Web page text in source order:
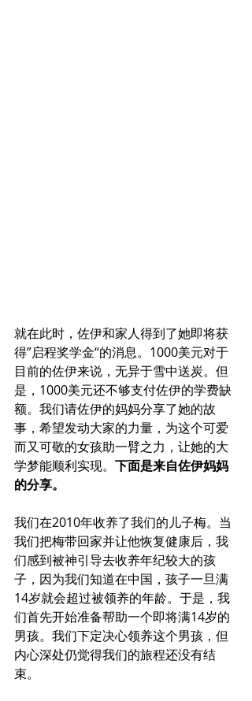
就在此时，佐伊和家人得到了她即将获
得”启程奖学金“的消息。1000美元对于
目前的佐伊来说，无异于雪中送炭。但
是，1000美元还不够支付佐伊的学费缺
额。我们请佐伊的妈妈分享了她的故
事，希望发动大家的力量，为这个可爱
而又可敬的女孩助一臂之力，让她的大
学梦能顺利实现。 下面是来自佐伊妈妈
的分享。
我们在2010年收养了我们的儿子梅。当
我们把梅带回家并让他恢复健康后，我
们感到被神引导去收养年纪较大的孩
子，因为我们知道在中国，孩子一旦满
14岁就会超过被领养的年龄。于是，我
们首先开始准备帮助一个即将满14岁的
男孩。我们下定决心领养这个男孩，但
内心深处仍觉得我们的旅程还没有结
束。